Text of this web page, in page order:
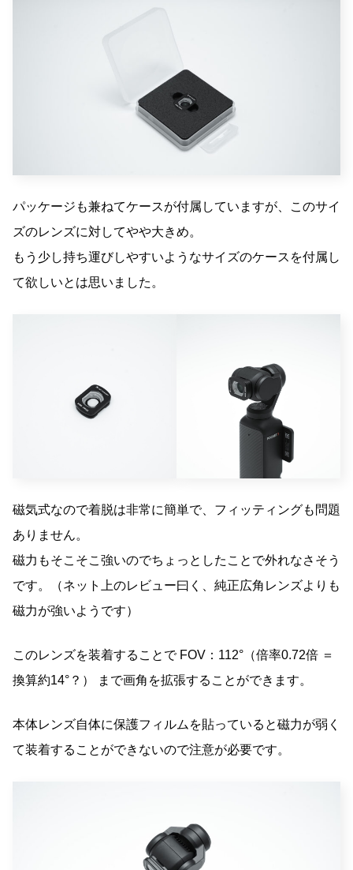
パッケージも兼ねてケースが付属していますが、このサイ
ズのレンズに対してやや大きめ。
もう少し持ち運びしやすいようなサイズのケースを付属し
て欲しいとは思いました。
磁気式なので着脱は非常に簡単で、フィッティングも問題
ありません。
磁力もそこそこ強いのでちょっとしたことで外れなさそう
です。（ネット上のレビュー曰く、純正広角レンズよりも
磁力が強いようです）
このレンズを装着することで FOV：112°（倍率0.72倍 ＝
換算約14°？） まで画角を拡張することができます。
本体レンズ自体に保護フィルムを貼っていると磁力が弱く
て装着することができないので注意が必要です。